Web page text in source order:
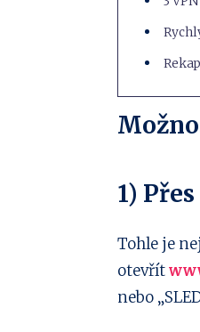
1)
Tohle je
otevřít
nebo